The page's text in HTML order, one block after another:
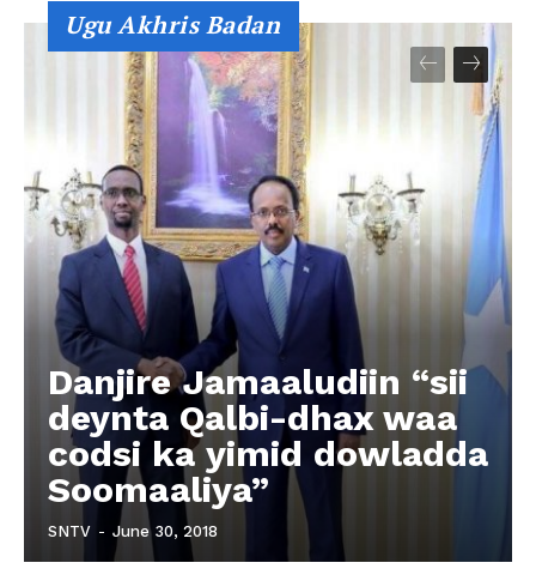
Ugu Akhris Badan
Danjire Jamaaludiin “sii
deynta Qalbi-dhax waa
codsi ka yimid dowladda
Soomaaliya”
SNTV - June 30, 2018